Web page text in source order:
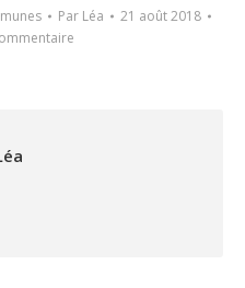
Par Léa
21 août 2018